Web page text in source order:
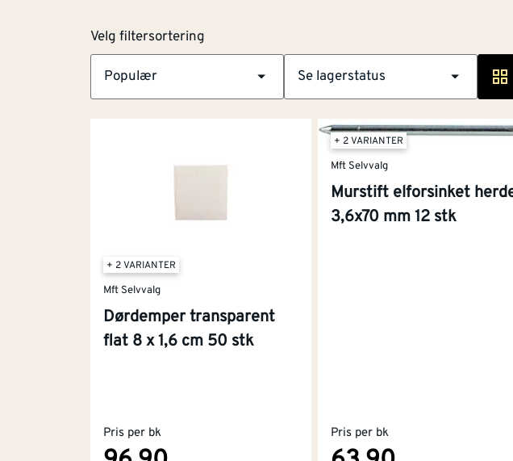
Velg filtersortering
Populær Se lagerstatus
+ 2 VARIANTER
Mft Selvvalg
Dørdemper transparent
flat 8 x 1,6 cm 50 stk
Pris per bk
+ 2 VARIANTER
Mft Selvvalg
Murstift elforsinket
3,6x70 mm 12 stk
Pris per bk